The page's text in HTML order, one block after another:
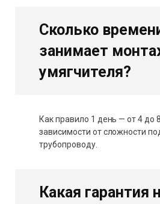
Сколько
занимает
умягчителя?
Как правило 1 день — от 4 до
зависимости от сложности
трубопроводу.
Какая гарантия